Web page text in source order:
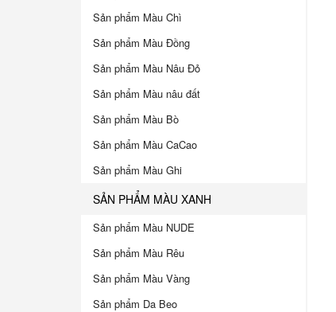
Sản phẩm Màu Chì
Sản phẩm Màu Đồng
Sản phẩm Màu Nâu Đỏ
Sản phẩm Màu nâu đất
Sản phẩm Màu Bò
Sản phẩm Màu CaCao
Sản phẩm Màu Ghi
SẢN PHẨM MÀU XANH
Sản phẩm Màu NUDE
Sản phẩm Màu Rêu
Sản phẩm Màu Vàng
Sản phẩm Da Beo